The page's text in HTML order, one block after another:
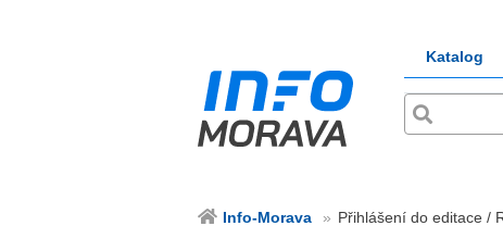
Katalog
Info-Morava Přihlášení do editace /